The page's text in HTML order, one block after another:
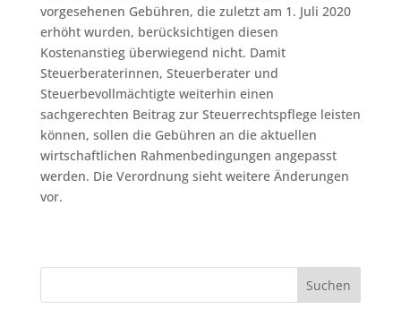
vorgesehenen Gebühren, die zuletzt am 1. Juli 2020
erhöht wurden, berücksichtigen diesen
Kostenanstieg überwiegend nicht. Damit
Steuerberaterinnen, Steuerberater und
Steuerbevollmächtigte weiterhin einen
sachgerechten Beitrag zur Steuerrechtspflege leisten
können, sollen die Gebühren an die aktuellen
wirtschaftlichen Rahmenbedingungen angepasst
werden. Die Verordnung sieht weitere Änderungen
vor.